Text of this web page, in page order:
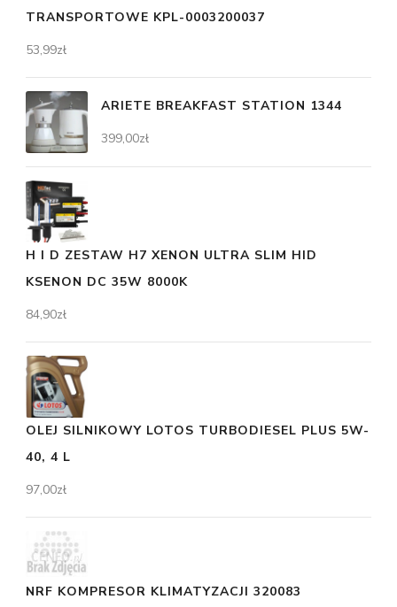
TRANSPORTOWE KPL-0003200037
53,99zł
ARIETE BREAKFAST STATION 1344
399,00zł
H I D ZESTAW H7 XENON ULTRA SLIM HID
KSENON DC 35W 8000K
84,90zł
OLEJ SILNIKOWY LOTOS TURBODIESEL PLUS 5W-
40, 4 L
97,00zł
NRF KOMPRESOR KLIMATYZACJI 320083